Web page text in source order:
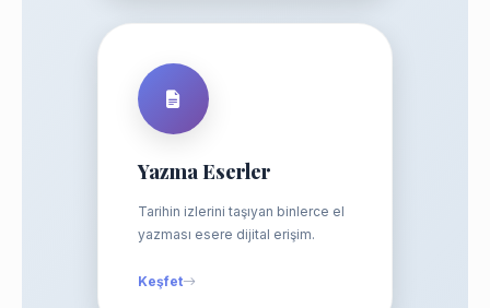
Yazma Eserler
Tarihin izlerini taşıyan binlerce el
yazması esere dijital erişim.
Keşfet